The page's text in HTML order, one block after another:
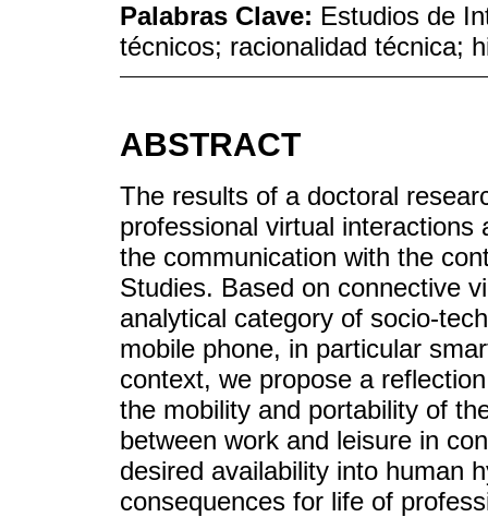
Palabras Clave: Estudios de
técnicos; racionalidad técnica;
ABSTRACT
The results of a doctoral
professional virtual
the communication with the
Studies. Based on connective
analytical category of socio-
mobile phone, in particular
context, we propose a
the mobility and portability of
between work and leisure in
desired availability into human
consequences for life of